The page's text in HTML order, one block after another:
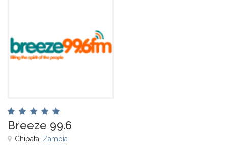
Breeze 99.6
Chipata, Zambia